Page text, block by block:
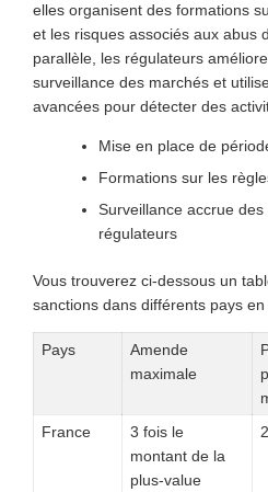
elles organisent des formations
et les risques associés aux abus
parallèle, les régulateurs
surveillance des marchés et
avancées pour détecter des
Mise en place de
Formations sur les
Surveillance accrue
régulateurs
Vous trouverez ci-dessous un
sanctions dans différents pays en
Pays
Amende
maximale
France
3 fois le
montant de la
plus-value